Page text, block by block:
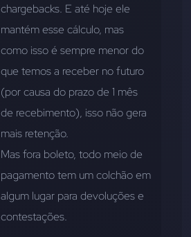
chargebacks. E até hoje ele
mantém esse cálculo, mas
como isso é sempre menor do
que temos a receber no futuro
(por causa do prazo de 1 mês
de recebimento), isso não gera
mais retenção.
Mas fora boleto, todo meio de
pagamento tem um colchão em
algum lugar para devoluções e
contestações.